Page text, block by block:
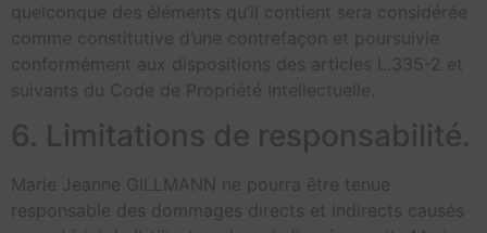
quelconque des éléments qu’il contient sera considérée
comme constitutive d’une contrefaçon et poursuivie
conformément aux dispositions des articles L.335-2 et
suivants du Code de Propriété Intellectuelle.
6. Limitations de responsabilité.
Marie Jeanne GILLMANN ne pourra être tenue
responsable des dommages directs et indirects causés